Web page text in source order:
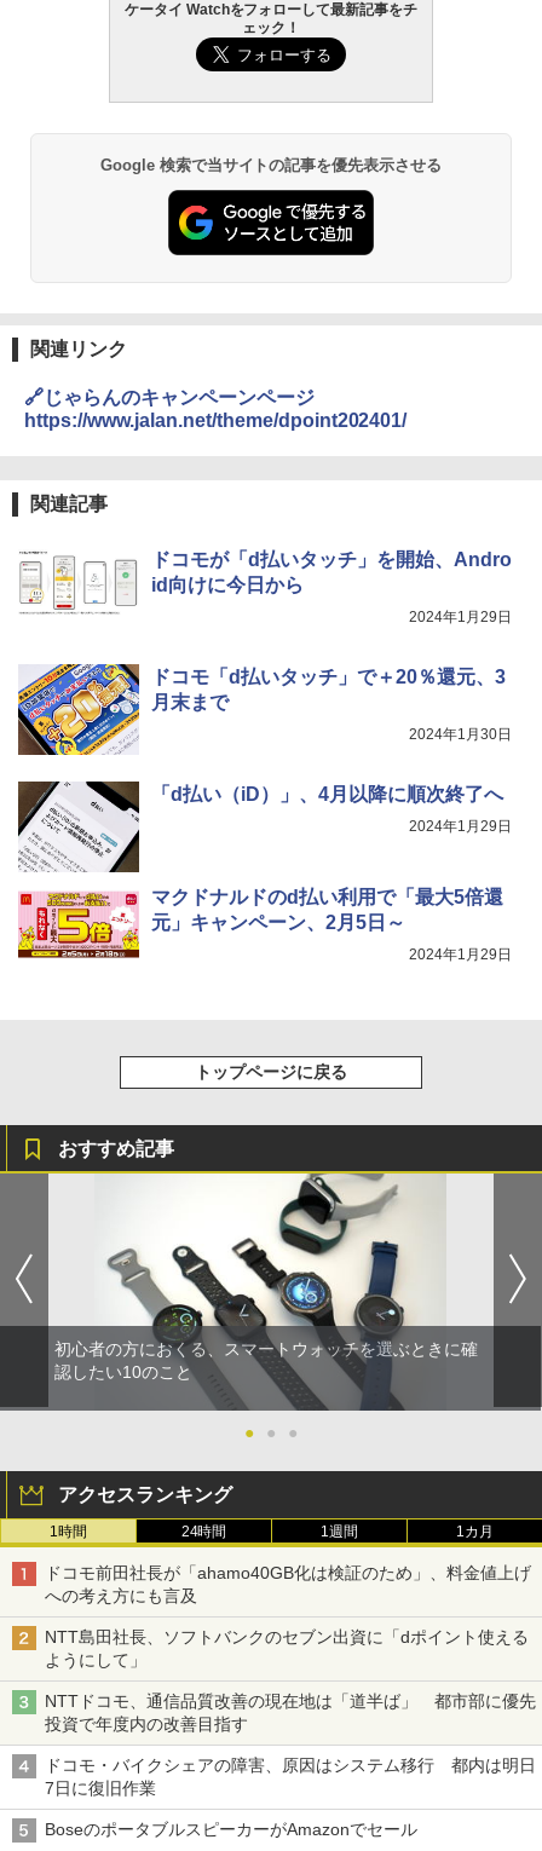
ケータイ Watchをフォローして最新記事をチ
ェック！
Google 検索で当サイトの記事を優先表示させる
関連リンク
🔗じゃらんのキャンペーンページ
https://www.jalan.net/theme/dpoint202401/
関連記事
ドコモが「d払いタッチ」を開始、Andro
id向けに今日から
2024年1月29日
ドコモ「d払いタッチ」で＋20％還元、3
月末まで
2024年1月30日
「d払い（iD）」、4月以降に順次終了へ
2024年1月29日
マクドナルドのd払い利用で「最大5倍還
元」キャンペーン、2月5日～
2024年1月29日
トップページに戻る
おすすめ記事
初心者の方におくる、スマートウォッチを選ぶときに確
認したい10のこと
● ● ●
アクセスランキング
1時間 24時間 1週間 1カ月
ドコモ前田社長が「ahamo40GB化は検証のため」、料金値上げ
への考え方にも言及
NTT島田社長、ソフトバンクのセブン出資に「dポイント使える
ようにして」
NTTドコモ、通信品質改善の現在地は「道半ば」 都市部に優先
投資で年度内の改善目指す
ドコモ・バイクシェアの障害、原因はシステム移行 都内は明日
7日に復旧作業
BoseのポータブルスピーカーがAmazonでセール